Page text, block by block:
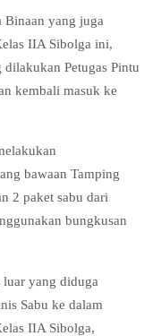
Binaan yang juga
IIA Sibolga ini,
Petugas Pintu
kembali masuk ke
bawaan Tamping
2 paket sabu dari
bungkusan
luar yang diduga
Sabu ke dalam
IIA Sibolga,